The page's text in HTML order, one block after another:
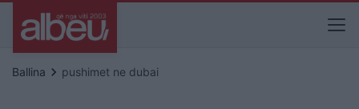
Ballina keyboard_arrow_right pushimet ne dubai